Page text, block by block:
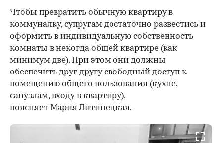
Чтобы превратить обычную квартиру в
коммуналку, супругам достаточно развестись и
оформить в индивидуальную собственность
комнаты в некогда общей квартире (как
минимум две). При этом они должны
обеспечить друг другу свободный доступ к
помещению общего пользования (кухне,
санузлам, входу в квартиру),
поясняет Мария Литинецкая.